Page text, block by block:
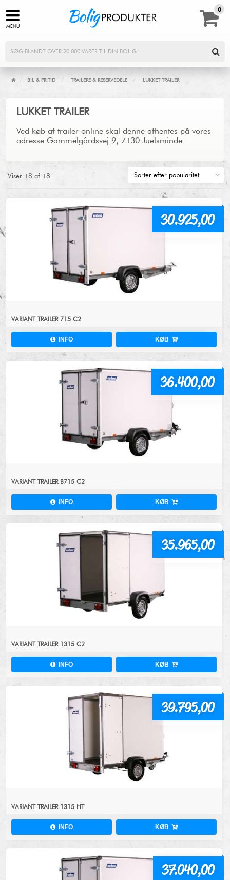
MENU
0,000
/ BIL & FRITID / TRAILERE & RESERVEDELE / LUKKET TRAILER
LUKKET TRAILER
Ved køb af trailer online skal denne afhentes på vores
adresse Gammelgårdsvej 9, 7130 Juelsminde.
Viser 18 af 18
VARIANT TRAILER 715 C2
INFO KØB
30.925,00
VARIANT TRAILER B715 C2
INFO KØB
36.400,00
VARIANT TRAILER 1315 C2
INFO KØB
35.965,00
VARIANT TRAILER 1315 HT
INFO KØB
39.795,00
37.040,00